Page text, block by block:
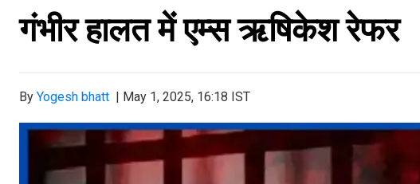
गंभीर हालत में एम्स ऋषिकेश रेफर
By Yogesh bhatt | May 1, 2025, 16:18 IST